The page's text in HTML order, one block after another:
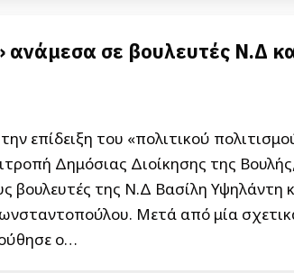
ανάμεσα σε βουλευτές Ν.Δ
επίδειξη του «πολιτικού
Δημόσιας Διοίκησης της
βουλευτές της Ν.Δ Βασίλη Υψηλάντη
Μετά από μία
ο…